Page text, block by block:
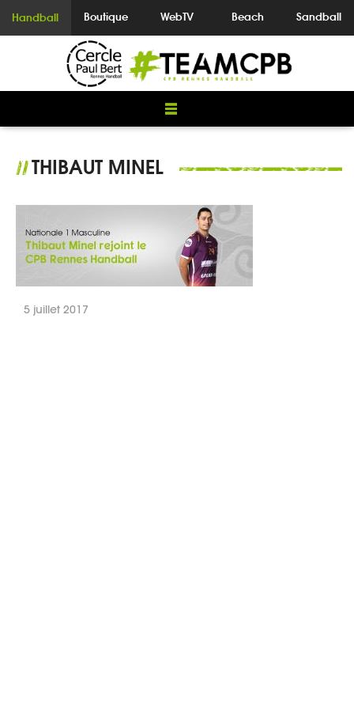
Handball Boutique WebTV Beach Sandball
//THIBAUT MINEL
5 juillet 2017